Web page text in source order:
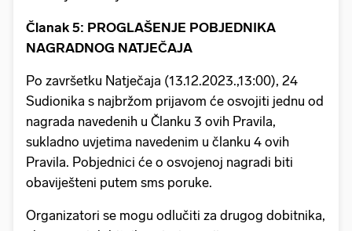
Članak 5: PROGLAŠENJE POBJEDNIKA
NAGRADNOG NATJEČAJA
Po završetku Natječaja (13.12.2023.,13:00), 24
Sudionika s najbržom prijavom će osvojiti jednu od
nagrada navedenih u Članku 3 ovih Pravila,
sukladno uvjetima navedenim u članku 4 ovih
Pravila. Pobjednici će o osvojenoj nagradi biti
obaviješteni putem sms poruke.
Organizatori se mogu odlučiti za drugog dobitnika,